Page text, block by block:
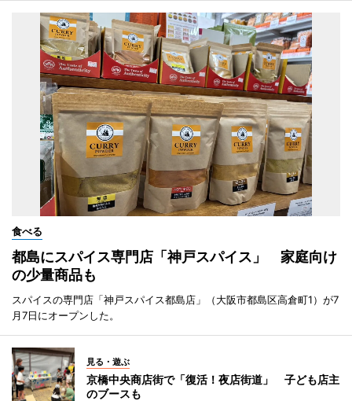
食べる
都島にスパイス専門店「神戸スパイス」 家庭向け
の少量商品も
スパイスの専門店「神戸スパイス都島店」（大阪市都島区高倉町1）が7
月7日にオープンした。
見る・遊ぶ
京橋中央商店街で「復活！夜店街道」 子ども店主
のブースも